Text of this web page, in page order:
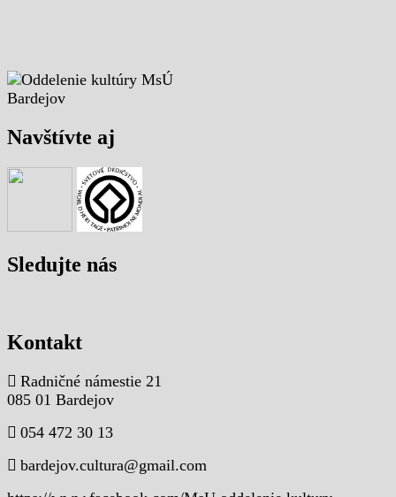
Navštívte aj
Sledujte nás
Kontakt
Radničné námestie 21
085 01 Bardejov
054 472 30 13
bardejov.cultura@gmail.com